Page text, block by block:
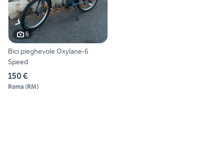
6
Bici pieghevole Oxylane-6
Speed
150 €
Roma (RM)